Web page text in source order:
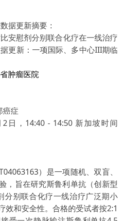
据更新摘要：
安慰剂分别联合化疗在一线治疗
更新：一项国际、多中心III期临
肿瘤医院
癌症
日，14:40 - 14:50 新加坡时间
）是一项随机、双盲、
，旨在研究斯鲁利单抗（创新型
分别联合化疗一线治疗广泛期小
效和安全性。合格的受试者按2:1